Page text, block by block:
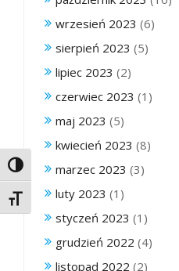
Toggle High Contrast
Toggle Font size
wrzesień 2023 (6)
sierpień 2023 (5)
lipiec 2023 (2)
czerwiec 2023 (1)
maj 2023 (5)
kwiecień 2023 (8)
marzec 2023 (3)
luty 2023 (1)
styczeń 2023 (1)
grudzień 2022 (4)
listopad 2022 (2)